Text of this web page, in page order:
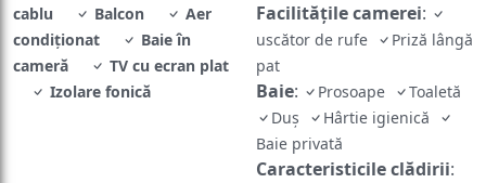
cablu
Balcon
Aer
condiţionat
Baie în
cameră
TV cu ecran plat
Izolare fonică
Facilităţile camerei:
uscător de rufe
Priză lângă
pat
Baie: Prosoape
Toaletă
Duş
Hârtie igienică
Baie privată
Caracteristicile clădirii: